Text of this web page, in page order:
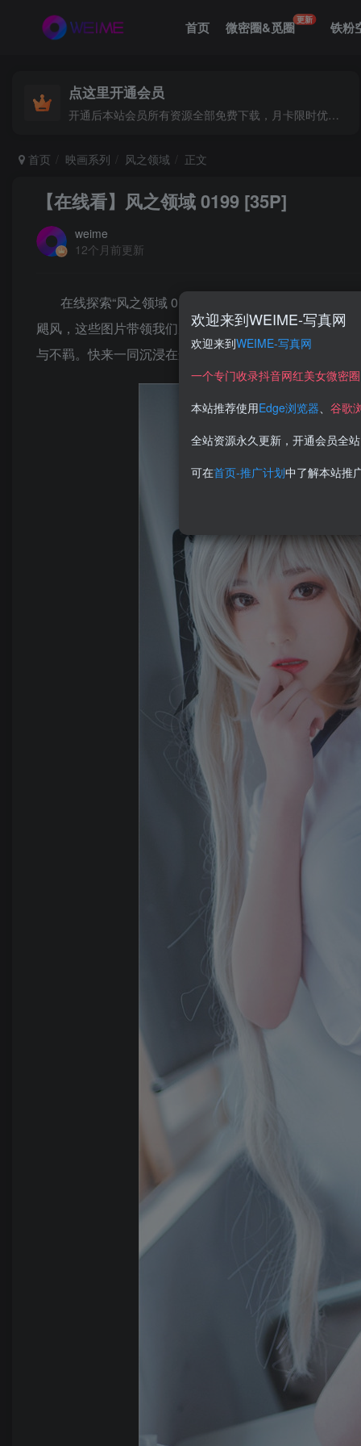
首页 微密圈&觅圈更新 铁粉
点这里开通会员
开通后本站会员所有资源全部免费下载，月卡限时优惠价低至29.9元，已更新500+个博主、9000+个资源，更多资源稳定更新中......
首页 映画系列 风之领域 正文
【在线看】风之领域 0199 [35P]
weime
12个月前更新
在线探索“风之领域 0199”，一场视觉与想象的盛宴
飓风，这些图片带领我们穿梭于不同的风景之中，感受
与不羁。快来一同沉浸在这场风的视觉旅行中吧！
欢迎来到WEIME-写真网
欢迎来到WEIME-写真网
一个专门收录抖音网红美女微密
本站推荐使用Edge浏览器、 谷歌
全站资源永久更新，开通会员全
可在首页-推广计划中了解本站推